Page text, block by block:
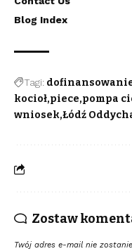
Blog Index
Tagi:
kocioł piece pompa
wniosek Łódź
Zostaw
Twój adres e-mail nie